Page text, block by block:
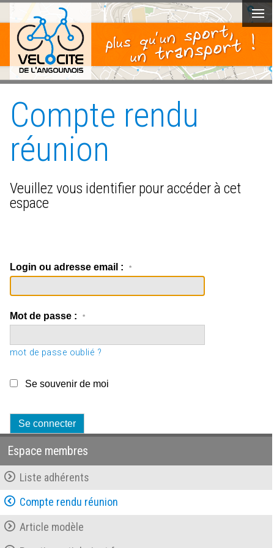
Compte rendu
réunion
Veuillez vous identifier pour accéder à cet
espace
Login ou adresse email : *
Mot de passe : *
mot de passe oublié ?
Se souvenir de moi
Espace membres
Liste adhérents
Compte rendu réunion
Article modèle